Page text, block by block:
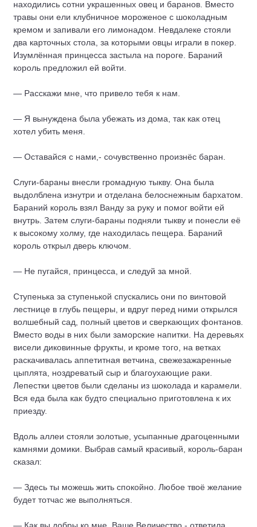
находились сотни украшенных овец и баранов. Вместо
травы они ели клубничное мороженое с шоколадным
кремом и запивали его лимонадом. Невдалеке стояли
два карточных стола, за которыми овцы играли в покер.
Изумлённая принцесса застыла на пороге. Бараний
король предложил ей войти.
— Расскажи мне, что привело тебя к нам.
— Я вынуждена была убежать из дома, так как отец
хотел убить меня.
— Оставайся с нами,- сочувственно произнёс баран.
Слуги-бараны внесли громадную тыкву. Она была
выдолблена изнутри и отделана белоснежным бархатом.
Бараний король взял Ванду за руку и помог войти ей
внутрь. Затем слуги-бараны подняли тыкву и понесли её
к высокому холму, где находилась пещера. Бараний
король открыл дверь ключом.
— Не пугайся, принцесса, и следуй за мной.
Ступенька за ступенькой спускались они по винтовой
лестнице в глубь пещеры, и вдруг перед ними открылся
волшебный сад, полный цветов и сверкающих фонтанов.
Вместо воды в них были заморские напитки. На деревьях
висели диковинные фрукты, и кроме того, на ветках
раскачивалась аппетитная ветчина, свежезажаренные
цыплята, ноздреватый сыр и благоухающие раки.
Лепестки цветов были сделаны из шоколада и карамели.
Вся еда была как будто специально приготовлена к их
приезду.
Вдоль аллеи стояли золотые, усыпанные драгоценными
камнями домики. Выбрав самый красивый, король-баран
сказал:
— Здесь ты можешь жить спокойно. Любое твоё желание
будет тотчас же выполняться.